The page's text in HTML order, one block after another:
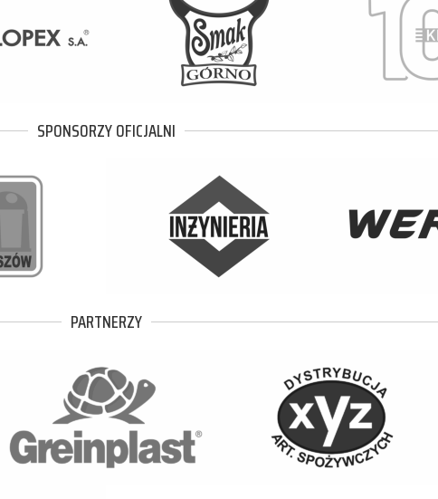
SPONSORZY OFICJALNI
PARTNERZY